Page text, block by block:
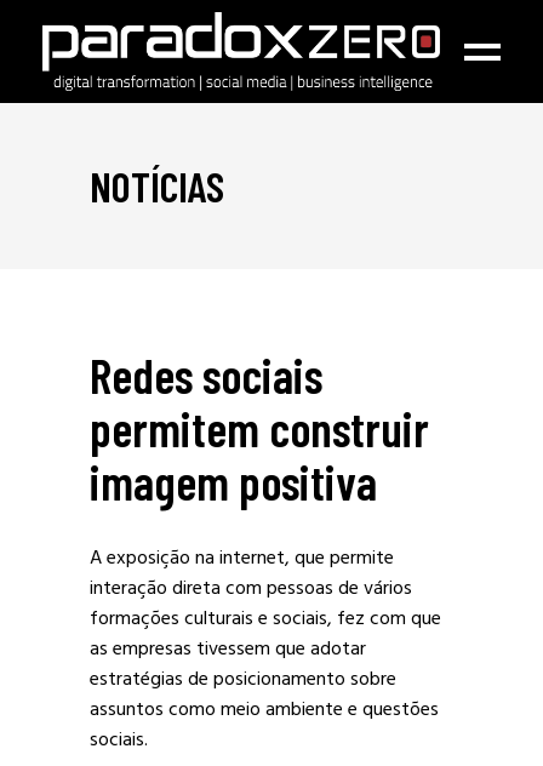
NOTÍCIAS
Redes sociais
permitem construir
imagem positiva
A exposição na internet, que permite
interação direta com pessoas de vários
formações culturais e sociais, fez com que
as empresas tivessem que adotar
estratégias de posicionamento sobre
assuntos como meio ambiente e questões
sociais.